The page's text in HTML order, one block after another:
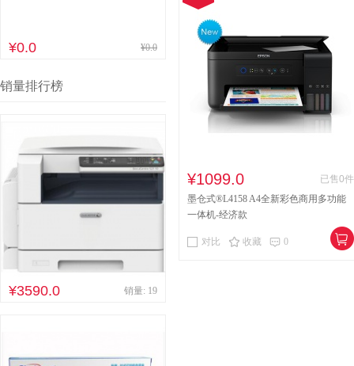
¥0.0 ¥0.0
销量排行榜
¥3590.0 销量: 19
¥1099.0
已售0件
墨仓式®L4158 A4全新彩色商用多功能
一体机-经济款
对比 收藏 0